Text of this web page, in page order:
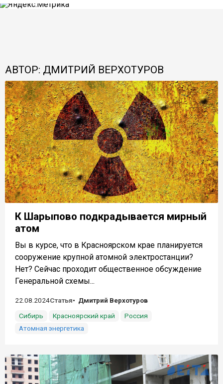
АВТОР: ДМИТРИЙ ВЕРХОТУРОВ
К Шарыпово подкрадывается мирный
атом
Вы в курсе, что в Красноярском крае планируется
сооружение крупной атомной электростанции?
Нет? Сейчас проходит общественное обсуждение
Генеральной схемы...
22.08.2024Статья
Дмитрий Верхотуров
Сибирь
Красноярский край
Россия
Атомная энергетика